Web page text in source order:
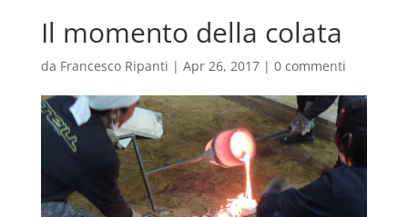
Il momento della colata
da Francesco Ripanti | Apr 26, 2017| 0 commenti